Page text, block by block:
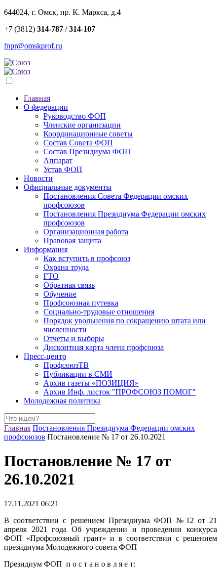
644024, г. Омск, пр. К. Маркса, д.4
+7 (3812) 314-787 /314-107
fnpr@omskprof.ru
Главная
О федерации
Руководство ФОП
Членские организации
Координационные советы
Состав Совета ФОП
Состав Президиума ФОП
Аппарат
Устав ФОП
Новости
Официальные документы
Постановления Совета Федерации омских
профсоюзов
Постановления Президиума Федерации омских
профсоюзов
Организационная работа
Правовая защита
Информация
Как вступить в профсоюз
Охрана труда
ГТО
Обратная связь
Обучение
Профсоюзная путевка
Социально-трудовые отношения
Порядок увольнения по сокращению штата или
численности
Отчеты и выборы
Дисконтная карта члена профсоюза
Пресс-центр
ПрофсоюзТВ
Публикации в СМИ
Архив газеты «ПОЗИЦИЯ»
Архив Инф. листок "ПРОФСОЮЗ ПОМОГ"
Молодежная политика
Главная Постановления Президиума Федерации омских
профсоюзов Постановление № 17 от 26.10.2021
Постановление № 17 от
26.10.2021
17.11.2021 06:21
В соответствии с решением Президиума ФОП №12 от 21
апреля 2021 года Об учреждении и проведении конкурса
ФОП «Профсоюзный грант» и в соответствии с решением
президиума Молодежного совета ФОП
Президиум ФОП п о с т а н о в л я е т: